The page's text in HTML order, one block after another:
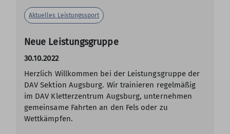
Aktuelles Leistungssport
Neue Leistungsgruppe
30.10.2022
Herzlich Willkommen bei der Leistungsgruppe der
DAV Sektion Augsburg. Wir trainieren regelmäßig
im DAV Kletterzentrum Augsburg, unternehmen
gemeinsame Fahrten an den Fels oder zu
Wettkämpfen.